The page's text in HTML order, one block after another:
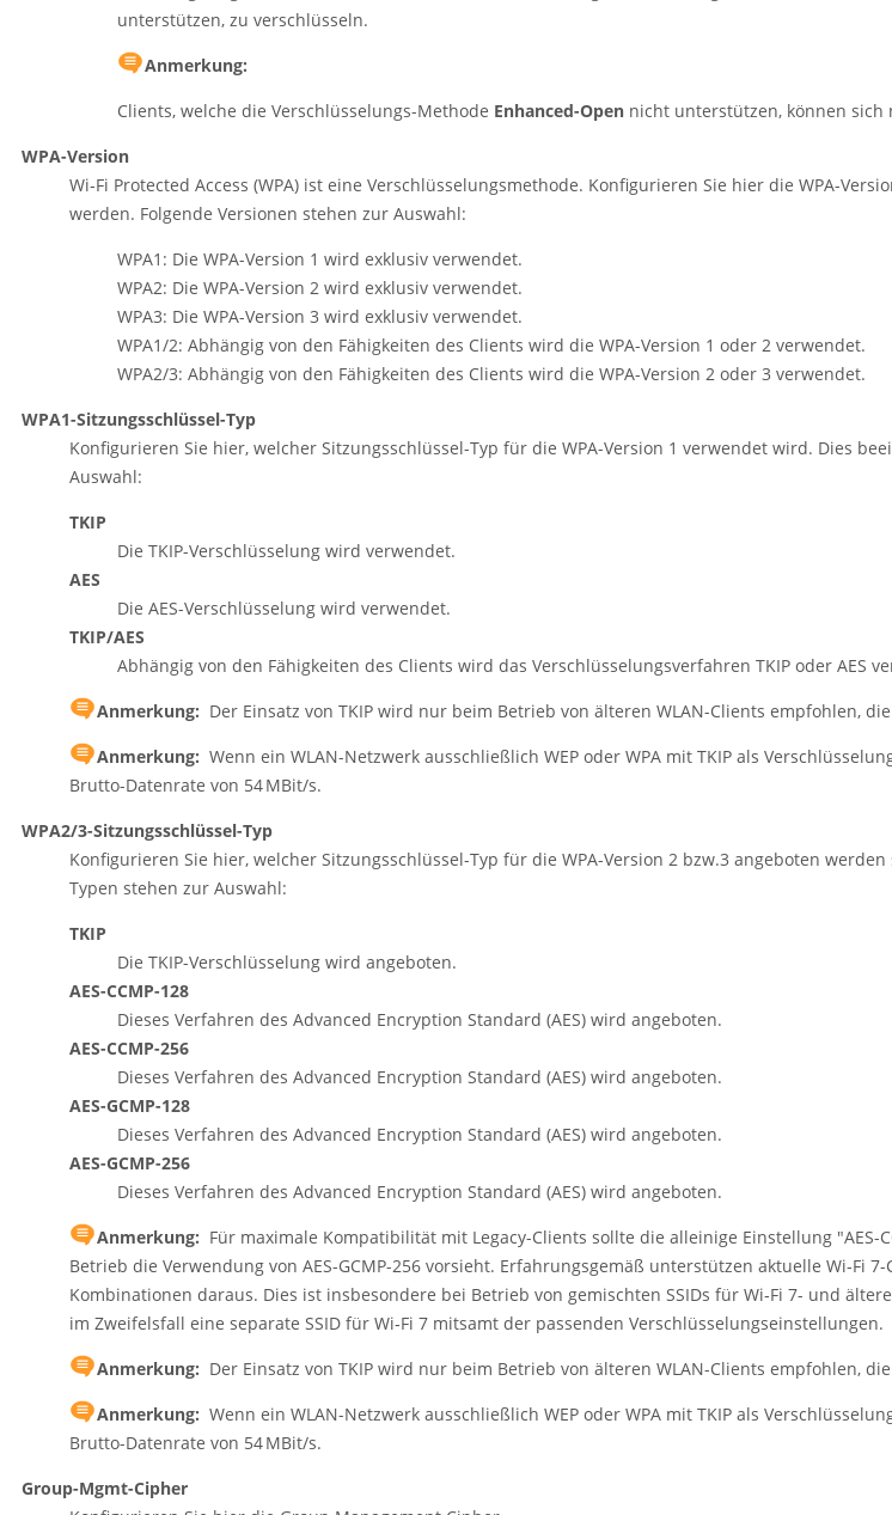
unterstützen, zu verschlüsseln.
Anmerkung:
Clients, welche die Verschlüsselungs-Methode Enhanced-Open nicht unterstützen, können sich
WPA-Version
Wi‑Fi Protected Access (WPA) ist eine Verschlüsselungsmethode. Konfigurieren Sie hier die WPA-
werden. Folgende Versionen stehen zur Auswahl:
WPA1: Die WPA-Version 1 wird exklusiv verwendet.
WPA2: Die WPA-Version 2 wird exklusiv verwendet.
WPA3: Die WPA-Version 3 wird exklusiv verwendet.
WPA1/2: Abhängig von den Fähigkeiten des Clients wird die WPA-Version 1 oder 2 verwendet.
WPA2/3: Abhängig von den Fähigkeiten des Clients wird die WPA-Version 2 oder 3 verwendet.
WPA1-Sitzungsschlüssel-Typ
Konfigurieren Sie hier, welcher Sitzungsschlüssel-Typ für die WPA-Version 1 verwendet wird. Dies
Auswahl:
TKIP
Die TKIP-Verschlüsselung wird verwendet.
AES
Die AES-Verschlüsselung wird verwendet.
TKIP/AES
Abhängig von den Fähigkeiten des Clients wird das Verschlüsselungsverfahren TKIP oder AES
Anmerkung: Der Einsatz von TKIP wird nur beim Betrieb von älteren WLAN-Clients empfohlen,
Anmerkung: Wenn ein WLAN-Netzwerk ausschließlich WEP oder WPA mit TKIP als
Brutto-Datenrate von 54 MBit/s.
WPA2/3-Sitzungsschlüssel-Typ
Konfigurieren Sie hier, welcher Sitzungsschlüssel-Typ für die WPA-Version 2 bzw.3 angeboten
Typen stehen zur Auswahl:
TKIP
Die TKIP-Verschlüsselung wird angeboten.
AES-CCMP-128
Dieses Verfahren des Advanced Encryption Standard (AES) wird angeboten.
AES-CCMP-256
Dieses Verfahren des Advanced Encryption Standard (AES) wird angeboten.
AES-GCMP-128
Dieses Verfahren des Advanced Encryption Standard (AES) wird angeboten.
AES-GCMP-256
Dieses Verfahren des Advanced Encryption Standard (AES) wird angeboten.
Anmerkung: Für maximale Kompatibilität mit Legacy-Clients sollte die alleinige Einstellung "AES-
Betrieb die Verwendung von AES-GCMP-256 vorsieht. Erfahrungsgemäß unterstützen aktuelle Wi‑Fi
Kombinationen daraus. Dies ist insbesondere bei Betrieb von gemischten SSIDs für Wi‑Fi 7- und
im Zweifelsfall eine separate SSID für Wi‑Fi 7 mitsamt der passenden Verschlüsselungseinstellungen.
Anmerkung: Der Einsatz von TKIP wird nur beim Betrieb von älteren WLAN-Clients empfohlen,
Anmerkung: Wenn ein WLAN-Netzwerk ausschließlich WEP oder WPA mit TKIP als
Brutto-Datenrate von 54 MBit/s.
Group-Mgmt-Cipher